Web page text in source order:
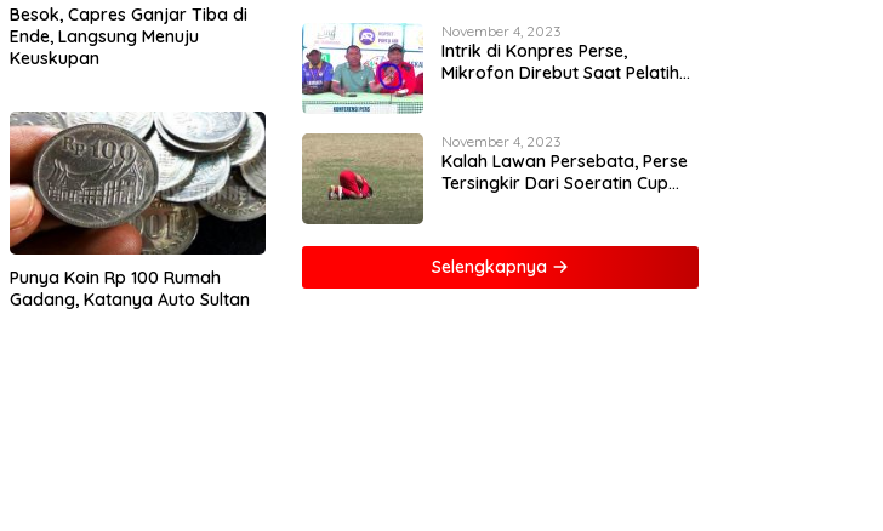
Besok, Capres Ganjar Tiba di
Ende, Langsung Menuju
Keuskupan
Punya Koin Rp 100 Rumah
Gadang, Katanya Auto Sultan
November 4, 2023
Intrik di Konpres Perse,
Mikrofon Direbut Saat Pelatih
November 4, 2023
Kalah Lawan Persebata, Perse
Tersingkir Dari Soeratin Cup
Selengkapnya